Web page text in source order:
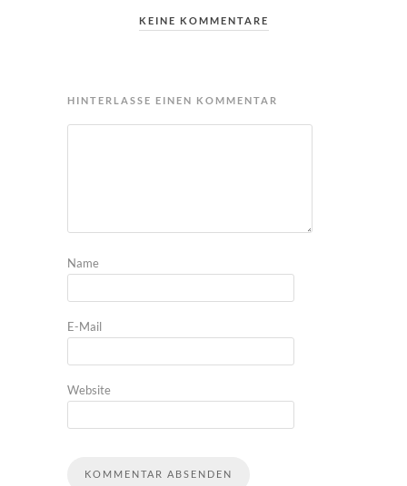
KEINE KOMMENTARE
HINTERLASSE EINEN KOMMENTAR
Name
E-Mail
Website